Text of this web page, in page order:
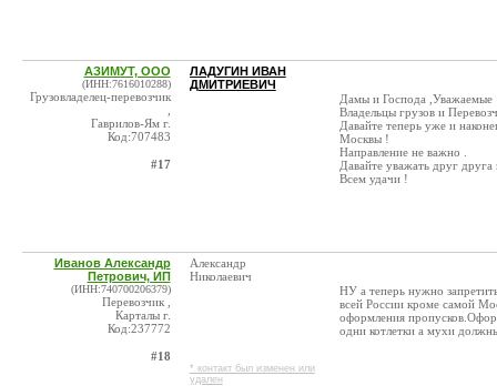
АЗИМУТ, ООО
(ИНН:7616010288)
Грузовладелец-перевозчик
Гаврилов-Ям г.
Код:707483
#17
ЛАДУГИН ИВАН
ДМИТРИЕВИЧ
Дамы и Господа ,Уважаемые
Владельцы грузов и
Давайте теперь уже и
Москвы !
Направление не важно .
Давайте уважать друг друга
Всем удачи !
Иванов Александр
Петрович, ИП
(ИНН:740700206379)
Перевозчик ,
Карталы г.
Код:237772
#18
Александр
Николаевич
* контакт был изменен или
удален
НУ а теперь нужно
всей России кроме самой
оформления
одни котлетки а мухи